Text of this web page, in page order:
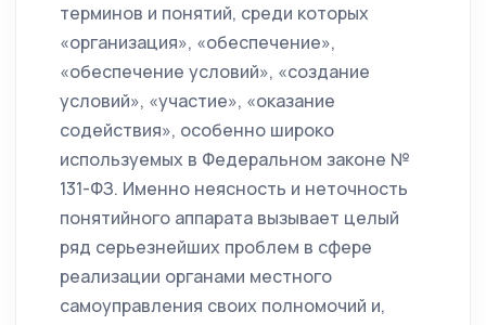
терминов и понятий, среди которых
«организация», «обеспечение»,
«обеспечение условий», «создание
условий», «участие», «оказание
содействия», особенно широко
используемых в Федеральном законе №
131-ФЗ. Именно неясность и неточность
понятийного аппарата вызывает целый
ряд серьезнейших проблем в сфере
реализации органами местного
самоуправления своих полномочий и,